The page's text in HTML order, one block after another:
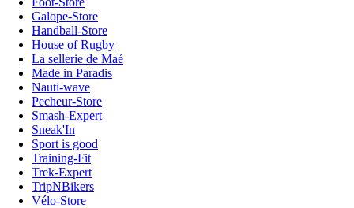
Galope-Store
Handball-Store
House of Rugby
La sellerie de Maé
Made in Paradis
Nauti-wave
Pecheur-Store
Smash-Expert
Sneak'In
Sport is good
Training-Fit
Trek-Expert
TripNBikers
Vélo-Store